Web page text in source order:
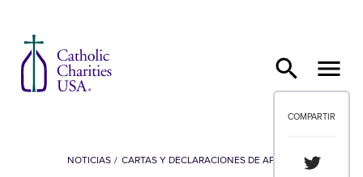
COMPARTIR
NOTICIAS CARTAS Y DECLARACIONES DE APOYO